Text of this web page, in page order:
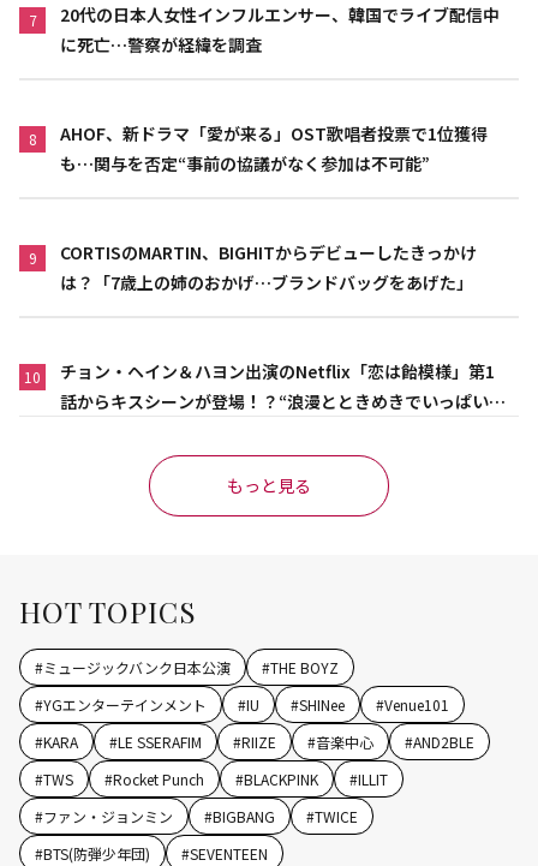
7
20代の日本人女性インフルエンサー、韓国でライブ配信中
に死亡…警察が経緯を調査
8
AHOF、新ドラマ「愛が来る」OST歌唱者投票で1位獲得
も…関与を否定“事前の協議がなく参加は不可能”
9
CORTISのMARTIN、BIGHITからデビューしたきっかけ
は？「7歳上の姉のおかげ…ブランドバッグをあげた」
10
チョン・ヘイン＆ハヨン出演のNetflix「恋は飴模様」第1
話からキスシーンが登場！？“浪漫とときめきでいっぱいの
もっと見る
HOT TOPICS
#ミュージックバンク日本公演 #THE BOYZ
#YGエンターテインメント #IU #SHINee #Venue101
#KARA #LE SSERAFIM #RIIZE #音楽中心 #AND2BLE
#TWS #Rocket Punch #BLACKPINK #ILLIT
#ファン・ジョンミン #BIGBANG #TWICE
#BTS(防弾少年団) #SEVENTEEN